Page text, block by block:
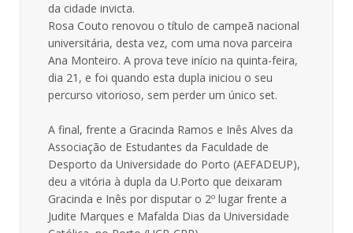
da cidade invicta.
Rosa Couto renovou o título de campeã nacional
universitária, desta vez, com uma nova parceira
Ana Monteiro. A prova teve início na quinta-feira,
dia 21, e foi quando esta dupla iniciou o seu
percurso vitorioso, sem perder um único set.
A final, frente a Gracinda Ramos e Inês Alves da
Associação de Estudantes da Faculdade de
Desporto da Universidade do Porto (AEFADEUP),
deu a vitória à dupla da U.Porto que deixaram
Gracinda e Inês por disputar o 2º lugar frente a
Judite Marques e Mafalda Dias da Universidade